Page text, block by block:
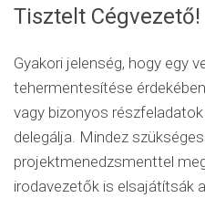
Tisztelt Cégvezető!
Gyakori jelenség, hogy egy
tehermentesítése
vagy bizonyos
delegálja. Mindez
projektmenedzsmenttel
irodavezetők is elsajátítsák